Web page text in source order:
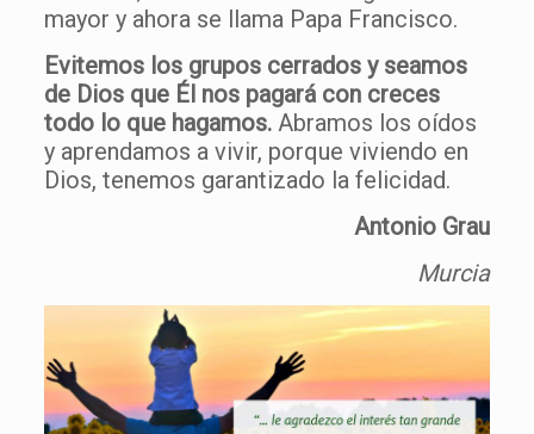
mayor y ahora se llama Papa Francisco.
Evitemos los grupos cerrados y seamos
de Dios que Él nos pagará con creces
todo lo que hagamos.Abramos los oídos
y aprendamos a vivir, porque viviendo en
Dios, tenemos garantizado la felicidad.
Antonio Grau
Murcia